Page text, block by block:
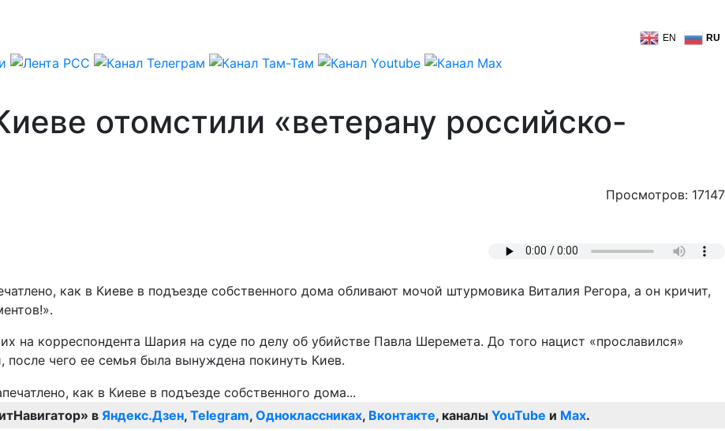
EN RU
отомстили «ветерану российско-
Просмотров: 17147
как в Киеве в подъезде собственного дома обливают мочой штурмовика Виталия Регора, а он кричит,
на корреспондента Шария на суде по делу об убийстве Павла Шеремета. До того нацист «прославился»
чего ее семья была вынуждена покинуть Киев.
в Яндекс.Дзен, Telegram, Одноклассниках, Вконтакте, каналы YouTube и Max.